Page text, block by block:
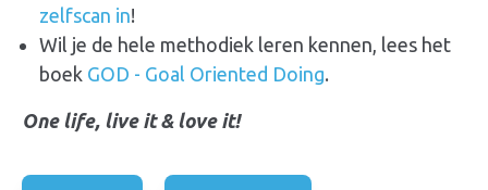
zelfscan in!
Wil je de hele methodiek leren kennen, lees het
boek GOD - Goal Oriented Doing.
One life, live it & love it!